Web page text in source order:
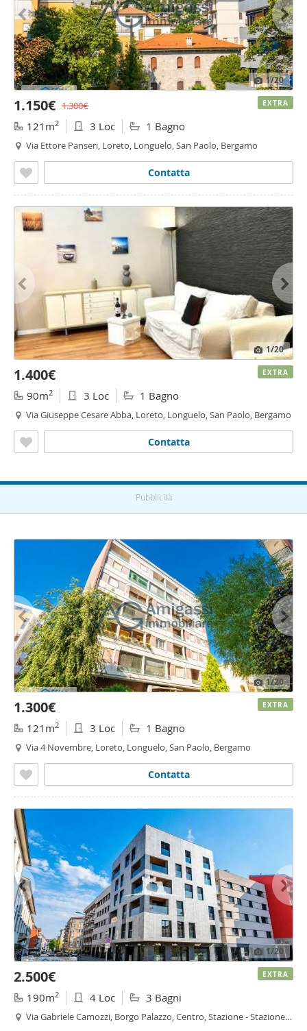
1/20
1.150€ 1.300€
121m2 3 Loc 1 Bagno
Via Ettore Panseri, Loreto, Longuelo, San Paolo, Bergamo
Contatta
EXTRA
1/20
1.400€
90m2 3 Loc 1 Bagno
Via Giuseppe Cesare Abba, Loreto, Longuelo, San Paolo, Bergamo
Contatta
EXTRA
Pubblicità
1/20
1.300€
121m2 3 Loc 1 Bagno
Via 4 Novembre, Loreto, Longuelo, San Paolo, Bergamo
Contatta
EXTRA
1/20
2.500€
190m2 4 Loc 3 Bagni
Via Gabriele Camozzi, Borgo Palazzo, Centro, Stazione - Stazione,
EXTRA